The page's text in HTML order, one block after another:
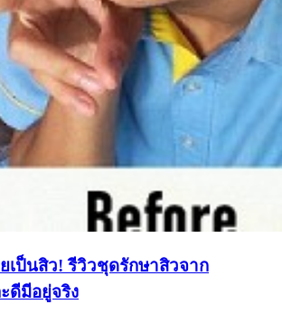
เป็นสิว! รีวิวชุดรักษาสิวจาก
ดีมีอยู่จริง